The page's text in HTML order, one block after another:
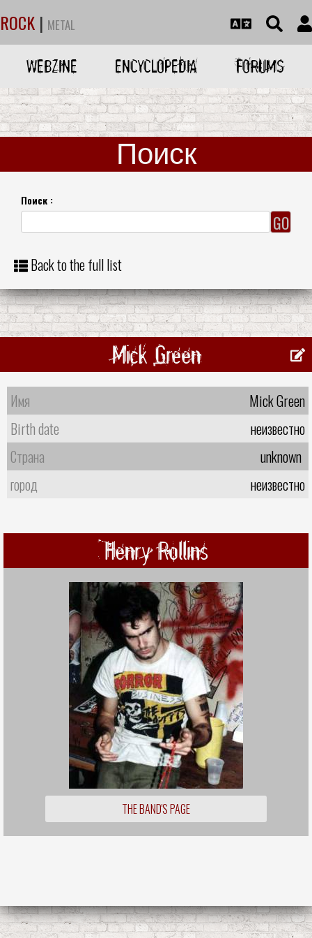
ROCK | METAL
WEBZINE ENCYCLOPEDIA FORUMS
Поиск
Поиск :
Back to the full list
Mick Green
Имя
Mick Green
Birth date
неизвестно
Страна
unknown
город
неизвестно
Henry Rollins
THE BAND'S PAGE